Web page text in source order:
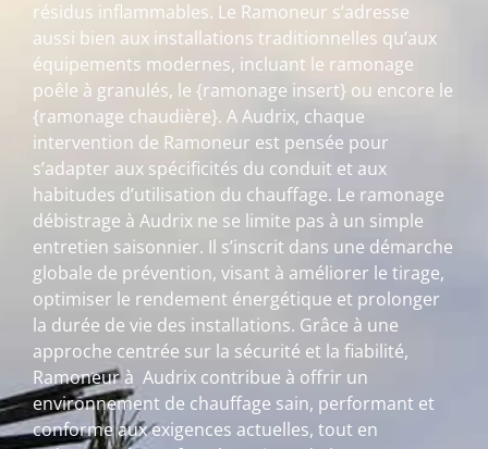
résidus inflammables. Le Ramoneur s’adresse
aussi bien aux installations traditionnelles qu’aux
équipements modernes, incluant le ramonage
poêle à granulés, le {ramonage insert} ou encore le
{ramonage chaudière}. A Audrix, chaque
intervention de Ramoneur est pensée pour
s’adapter aux spécificités du conduit et aux
habitudes d’utilisation du chauffage. Le ramonage
débistrage à Audrix ne se limite pas à un simple
entretien saisonnier. Il s’inscrit dans une démarche
globale de prévention, visant à améliorer le tirage,
optimiser le rendement énergétique et prolonger
la durée de vie des installations. Grâce à une
approche centrée sur la sécurité et la fiabilité,
Ramoneur à Audrix contribue à offrir un
environnement de chauffage sain, performant et
conforme aux exigences actuelles, tout en